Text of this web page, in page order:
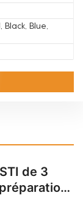
Black, Blue,
de 3